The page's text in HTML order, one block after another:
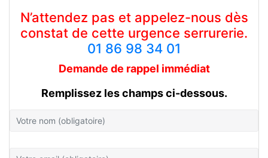
N’attendez pas et appelez-nous dès
constat de cette urgence serrurerie.
01 86 98 34 01
Demande de rappel immédiat
Remplissez les champs ci-dessous.